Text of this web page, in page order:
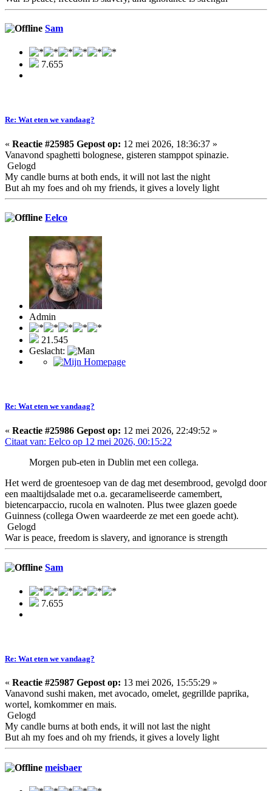
Sam
7.655
Re: Wat eten we vandaag?
« Reactie #25985 Gepost op: 12 mei 2026, 18:36:37 »
Vanavond spaghetti bolognese, gisteren stamppot spinazie.
Gelogd
My candle burns at both ends, it will not last the night
But ah my foes and oh my friends, it gives a lovely light
Eelco
Admin
21.545
Geslacht:
Re: Wat eten we vandaag?
« Reactie #25986 Gepost op: 12 mei 2026, 22:49:52 »
Citaat van: Eelco op 12 mei 2026, 00:15:22
Morgen pub-eten in Dublin met een collega.
Het werd de groentesoep van de dag met desembrood, gevolgd door
een maaltijdsalade met o.a. gecarameliseerde camembert,
bietencarpaccio, rucola en walnoten. Plus twee glazen goede
Guinness (collega Owen waardeerde ze met een goede acht).
Gelogd
War is peace, freedom is slavery, and ignorance is strength
Sam
7.655
Re: Wat eten we vandaag?
« Reactie #25987 Gepost op: 13 mei 2026, 15:55:29 »
Vanavond sushi maken, met avocado, omelet, gegrillde paprika,
wortel, komkommer en mais.
Gelogd
My candle burns at both ends, it will not last the night
But ah my foes and oh my friends, it gives a lovely light
meisbaer